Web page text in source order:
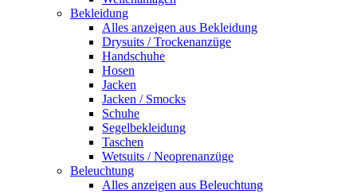
Bekleidung
Alles anzeigen aus Bekleidung
Drysuits / Trockenanzüge
Handschuhe
Hosen
Jacken
Jacken / Smocks
Schuhe
Segelbekleidung
Taschen
Wetsuits / Neoprenanzüge
Beleuchtung
Alles anzeigen aus Beleuchtung